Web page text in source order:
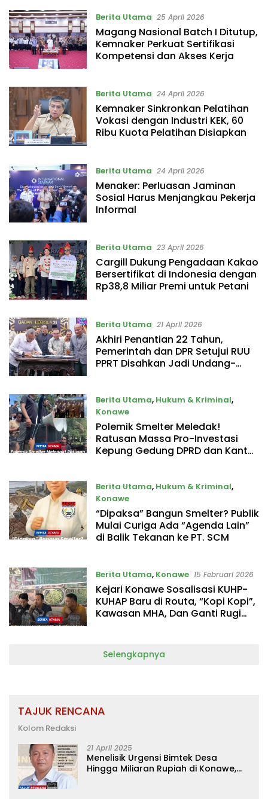
Berita Utama 25 April 2026
Magang Nasional Batch I Ditutup,
Kemnaker Perkuat Sertifikasi
Kompetensi dan Akses Kerja
Berita Utama 24 April 2026
Kemnaker Sinkronkan Pelatihan
Vokasi dengan Industri KEK, 60
Ribu Kuota Pelatihan Disiapkan
Berita Utama 24 April 2026
Menaker: Perluasan Jaminan
Sosial Harus Menjangkau Pekerja
Informal
Berita Utama 23 April 2026
Cargill Dukung Pengadaan Kakao
Bersertifikat di Indonesia dengan
Rp38,8 Miliar Premi untuk Petani
Berita Utama 21 April 2026
Akhiri Penantian 22 Tahun,
Pemerintah dan DPR Setujui RUU
PPRT Disahkan Jadi Undang-
Berita Utama, Hukum & Kriminal,
Konawe
8 April 2026
Polemik Smelter Meledak!
Ratusan Massa Pro-Investasi
Kepung Gedung DPRD dan Kantor
Berita Utama, Hukum & Kriminal,
Konawe
6 April 2026
“Dipaksa” Bangun Smelter? Publik
Mulai Curiga Ada “Agenda Lain”
di Balik Tekanan ke PT. SCM
Berita Utama, Konawe 15 Februari 2026
Kejari Konawe Sosalisasi KUHP-
KUHAP Baru di Routa, “Kopi Kopi”,
Kawasan MHA, Dan Ganti Rugi
Selengkapnya
TAJUK RENCANA
Kolom Redaksi
21 April 2025
Menelisik Urgensi Bimtek Desa
Hingga Miliaran Rupiah di Konawe,